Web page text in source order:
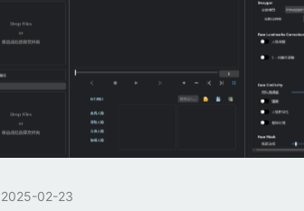
2025-02-23